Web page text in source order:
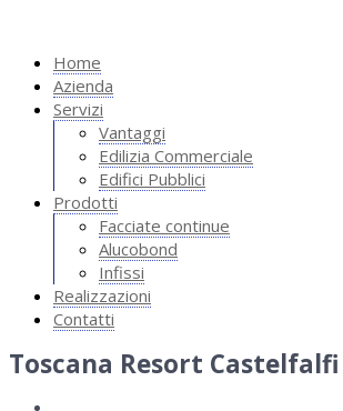
Home
Azienda
Servizi
Vantaggi
Edilizia Commerciale
Edifici Pubblici
Prodotti
Facciate continue
Alucobond
Infissi
Realizzazioni
Contatti
Toscana Resort Castelfalfi